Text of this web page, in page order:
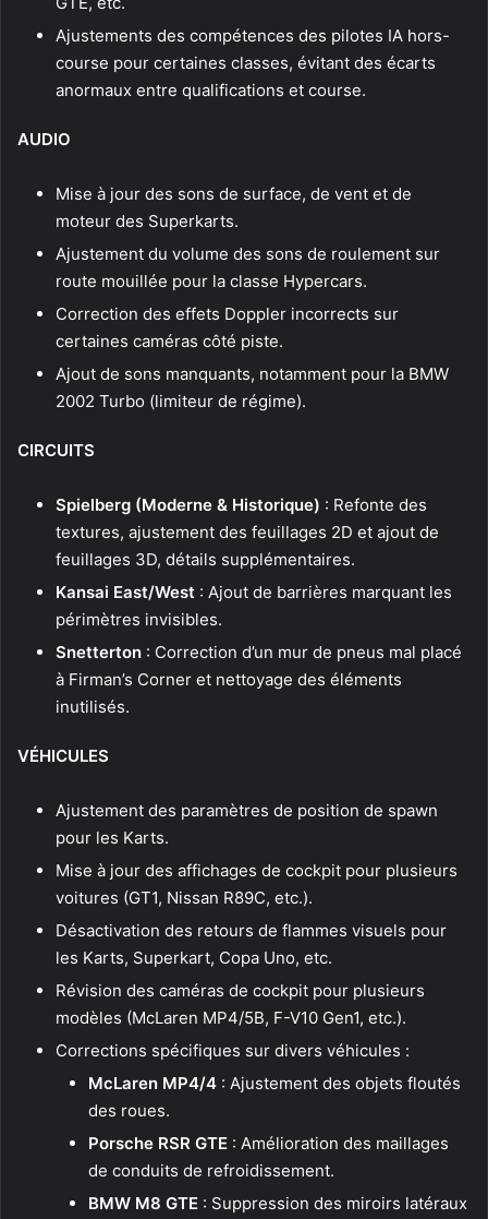
Ajustements des compétences des pilotes IA hors-
course pour certaines classes, évitant des écarts
anormaux entre qualifications et course.
AUDIO
Mise à jour des sons de surface, de vent et de
moteur des Superkarts.
Ajustement du volume des sons de roulement sur
route mouillée pour la classe Hypercars.
Correction des effets Doppler incorrects sur
certaines caméras côté piste.
Ajout de sons manquants, notamment pour la BMW
2002 Turbo (limiteur de régime).
CIRCUITS
Spielberg (Moderne & Historique) : Refonte des
textures, ajustement des feuillages 2D et ajout de
feuillages 3D, détails supplémentaires.
Kansai East/West : Ajout de barrières marquant les
périmètres invisibles.
Snetterton : Correction d’un mur de pneus mal placé
à Firman’s Corner et nettoyage des éléments
inutilisés.
VÉHICULES
Ajustement des paramètres de position de spawn
pour les Karts.
Mise à jour des affichages de cockpit pour plusieurs
voitures (GT1, Nissan R89C, etc.).
Désactivation des retours de flammes visuels pour
les Karts, Superkart, Copa Uno, etc.
Révision des caméras de cockpit pour plusieurs
modèles (McLaren MP4/5B, F-V10 Gen1, etc.).
Corrections spécifiques sur divers véhicules :
McLaren MP4/4 : Ajustement des objets floutés
des roues.
Porsche RSR GTE : Amélioration des maillages
de conduits de refroidissement.
BMW M8 GTE : Suppression des miroirs latéraux